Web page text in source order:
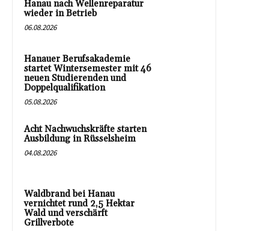
Hanau nach Wellenreparatur
wieder in Betrieb
06.08.2026
Hanauer Berufsakademie
startet Wintersemester mit 46
neuen Studierenden und
Doppelqualifikation
05.08.2026
Acht Nachwuchskräfte starten
Ausbildung in Rüsselsheim
04.08.2026
Waldbrand bei Hanau
vernichtet rund 2,5 Hektar
Wald und verschärft
Grillverbote